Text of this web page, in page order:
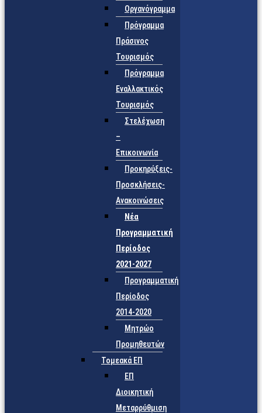
Οργανόγραμμα
Πρόγραμμα
Πράσινος
Τουρισμός
Πρόγραμμα
Εναλλακτικός
Τουρισμός
Στελέχωση
–
Επικοινωνία
Προκηρύξεις-
Προσκλήσεις-
Ανακοινώσεις
Νέα
Προγραμματική
Περίοδος
2021-2027
Προγραμματική
Περίοδος
2014-2020
Μητρώο
Προμηθευτών
Τομεακά ΕΠ
ΕΠ
Διοικητική
Μεταρρύθμιση